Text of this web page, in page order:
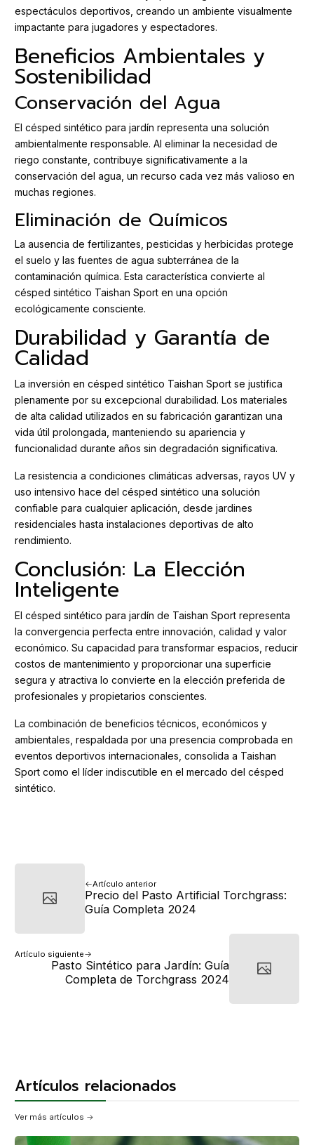
espectáculos deportivos, creando un ambiente visualmente
impactante para jugadores y espectadores.
Beneficios Ambientales y
Sostenibilidad
Conservación del Agua
El césped sintético para jardín representa una solución
ambientalmente responsable. Al eliminar la necesidad de
riego constante, contribuye significativamente a la
conservación del agua, un recurso cada vez más valioso en
muchas regiones.
Eliminación de Químicos
La ausencia de fertilizantes, pesticidas y herbicidas protege
el suelo y las fuentes de agua subterránea de la
contaminación química. Esta característica convierte al
césped sintético Taishan Sport en una opción
ecológicamente consciente.
Durabilidad y Garantía de
Calidad
La inversión en césped sintético Taishan Sport se justifica
plenamente por su excepcional durabilidad. Los materiales
de alta calidad utilizados en su fabricación garantizan una
vida útil prolongada, manteniendo su apariencia y
funcionalidad durante años sin degradación significativa.
La resistencia a condiciones climáticas adversas, rayos UV y
uso intensivo hace del césped sintético una solución
confiable para cualquier aplicación, desde jardines
residenciales hasta instalaciones deportivas de alto
rendimiento.
Conclusión: La Elección
Inteligente
El césped sintético para jardín de Taishan Sport representa
la convergencia perfecta entre innovación, calidad y valor
económico. Su capacidad para transformar espacios, reducir
costos de mantenimiento y proporcionar una superficie
segura y atractiva lo convierte en la elección preferida de
profesionales y propietarios conscientes.
La combinación de beneficios técnicos, económicos y
ambientales, respaldada por una presencia comprobada en
eventos deportivos internacionales, consolida a Taishan
Sport como el líder indiscutible en el mercado del césped
sintético.
Artículo anterior
Precio del Pasto Artificial Torchgrass:
Guía Completa 2024
Artículo siguiente
Pasto Sintético para Jardín: Guía
Completa de Torchgrass 2024
Artículos relacionados
Ver más artículos